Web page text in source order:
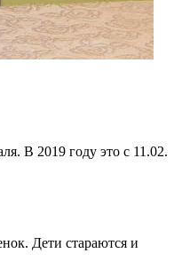
В 2019 году это с 11.02.
Дети стараются и